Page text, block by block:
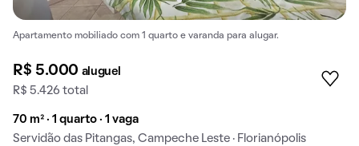
Apartamento mobiliado com 1 quarto e varanda para alugar.
R$ 5.000 aluguel
R$ 5.426 total
70 m² · 1 quarto · 1 vaga
Servidão das Pitangas, Campeche Leste · Florianópolis